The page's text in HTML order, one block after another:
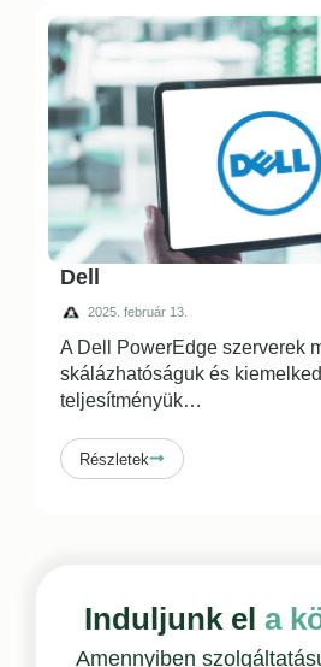
Dell
2025. február 13.
A Dell PowerEdge szerverek
skálázhatóságuk és
teljesítményük…
Részletek
Induljunk el a
Amennyiben